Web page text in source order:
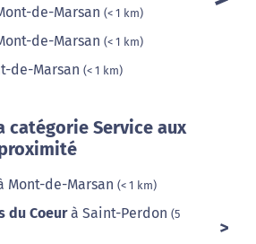
de-Marsan (< 1 km)
de-Marsan (< 1 km)
de-Marsan (< 1 km)
catégorie Service aux
Mont-de-Marsan (< 1 km)
du Coeurà Saint-Perdon (5